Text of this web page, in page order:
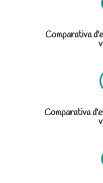
Comparativa
Comparativa